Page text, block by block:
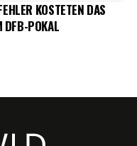
KOSTETEN DAS
DFB-POKAL